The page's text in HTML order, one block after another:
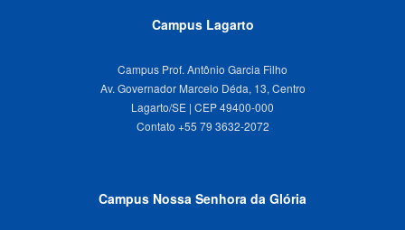
Campus Lagarto
Campus Prof. Antônio Garcia Filho
Av. Governador Marcelo Déda, 13, Centro
Lagarto/SE | CEP 49400-000
Campus Nossa Senhora da Glória